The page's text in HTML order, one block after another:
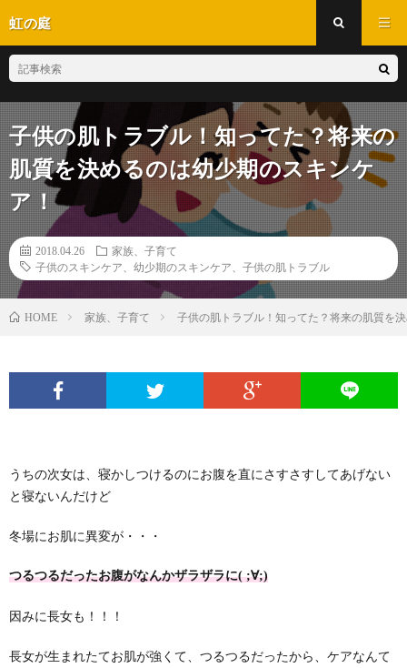
虹の庭
子供の肌トラブル！知ってた？将来の
肌質を決めるのは幼少期のスキンケ
ア！
2018.04.26
家族、子育て
子供のスキンケア、幼少期のスキンケア、子供の肌トラブル
HOME 家族、子育て 子供の肌トラブル！知ってた？将来の肌質を
うちの次女は、寝かしつけるのにお腹を直にさすさすしてあげない
と寝ないんだけど
冬場にお肌に異変が・・・
つるつるだったお腹がなんかザラザラに( ;∀;)
因みに長女も！！！
長女が生まれたてお肌が強くて、つるつるだったから、ケアなんて